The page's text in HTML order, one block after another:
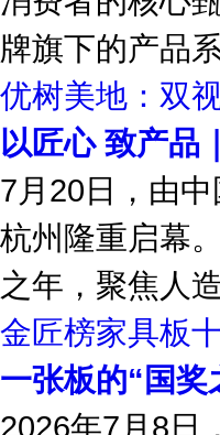
消费者的核心
牌旗下的产品
优树美地：双
以匠心 致产品
7月20日，由
杭州隆重启幕
之年，聚焦人
金匠榜家具板
一张板的“国